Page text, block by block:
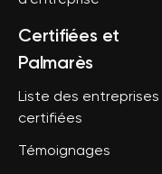
Certifiées et
Palmarès
Liste des entreprises
certifiées
Témoignages